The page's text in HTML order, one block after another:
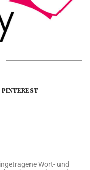
PINTEREST
Wort- und